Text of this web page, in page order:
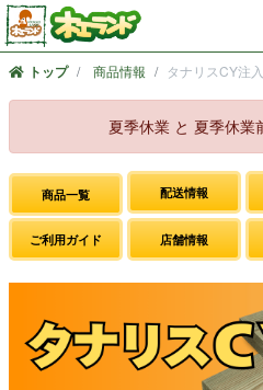
トップ 商品情報 タナリスCY注
夏季休業 と 夏季休業
商品一覧 配送情報
ご利用ガイド 店舗情報